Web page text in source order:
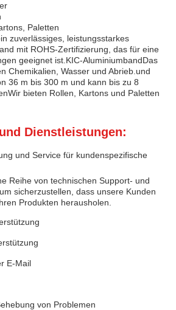
Paletten
zuverlässiges, leistungsstarkes
mit ROHS-Zertifizierung, das für eine
geeignet ist.KIC-AluminiumbandDas
Chemikalien, Wasser und Abrieb.und
36 m bis 300 m und kann bis zu 8
bieten Rollen, Kartons und Paletten
Dienstleistungen:
und Service für kundenspezifische
Reihe von technischen Support- und
sicherzustellen, dass unsere Kunden
Produkten herausholen.
E-Mail
von Problemen